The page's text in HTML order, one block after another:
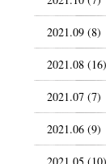
2021.09 (8)
2021.08 (16)
2021.07 (7)
2021.06 (9)